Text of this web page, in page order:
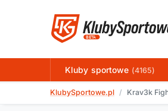
Kluby sportowe (4165)
KlubySportowe.pl Krav3k